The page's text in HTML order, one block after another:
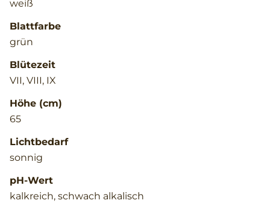
weiß
Blattfarbe
grün
Blütezeit
VII, VIII, IX
Höhe (cm)
65
Lichtbedarf
sonnig
pH-Wert
kalkreich, schwach alkalisch